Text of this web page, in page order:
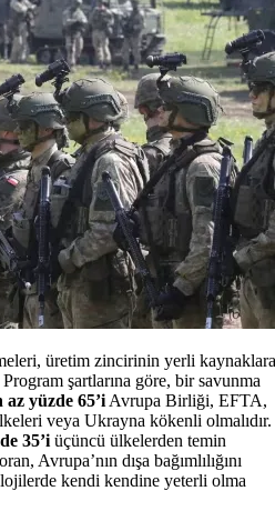
üretim zincirinin yerli kaynaklara
şartlarına göre, bir savunma
az yüzde 65’i Avrupa Birliği, EFTA,
veya Ukrayna kökenli olmalıdır.
35’i üçüncü ülkelerden temin
Avrupa’nın dışa bağımlılığını
kendi kendine yeterli olma